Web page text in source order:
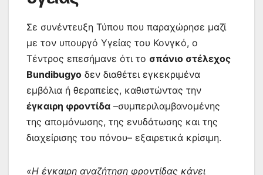
Σε συνέντευξη Τύπου που παραχώρησε μαζί
με τον υπουργό Υγείας του Κονγκό, ο
Τέντρος επεσήμανε ότι το σπάνιο στέλεχος
Bundibugyo δεν διαθέτει εγκεκριμένα
εμβόλια ή θεραπείες, καθιστώντας την
έγκαιρη φροντίδα –συμπεριλαμβανομένης
της απομόνωσης, της ενυδάτωσης και της
διαχείρισης του πόνου– εξαιρετικά κρίσιμη.
«Η έγκαιρη αναζήτηση φροντίδας κάνει